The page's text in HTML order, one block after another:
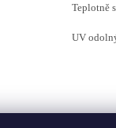
Teplotně stálý
UV odolný